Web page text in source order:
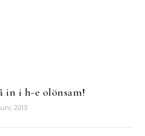
in i h-e olönsam!
2013